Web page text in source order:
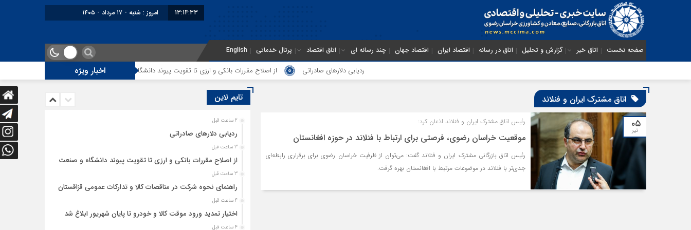
13:14:33 امروز : شنبه - ۱۷ مرداد - ۱۴۰۵
صفحه نخست اتاق خبر گزارش و تحلیل اتاق در رسانه اقتصاد ایران اقتصاد جهان چند رسانه ای اتاق اقتصاد پرتال خدماتی English
اخبار ویژه ردیابی دلارهای صادراتی از اصلاح مقررات بانکی و ارزی تا تقویت پیوند دانشگاه و صنعت راهنمای نحوه شرکت در مناقصات
اتاق مشترک ایران و فنلاند
۰۵
تیر
رئیس اتاق مشترک ایران و فنلاند اذعان کرد:
موقعیت خراسان رضوی، فرصتی برای ارتباط با فنلاند در حوزه افغانستان
رئیس اتاق بازرگانی مشترک ایران و فنلاند گفت: می‌توان از ظرفیت خراسان رضوی برای برقراری رابطه‌ای
جدی‌تر با فنلاند در موضوعات مرتبط با افغانستان بهره‌ گرفت.
تایم لاین
2 ساعت قبل
ردیابی دلارهای صادراتی
3 ساعت قبل
از اصلاح مقررات بانکی و ارزی تا تقویت پیوند دانشگاه و صنعت
3 ساعت قبل
راهنمای نحوه شرکت در مناقصات کالا و تدارکات عمومی قزاقستان
4 ساعت قبل
اختیار تمدید ورود موقت کالا و خودرو تا پایان شهریور ابلاغ شد
4 ساعت قبل